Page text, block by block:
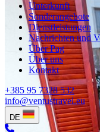
Unterkunft
Sonderangebote
Dienstleistungen
Nachrichten und
Über Pag
Über uns
Kontakt
+385 95 7328 532
info@ventustravel.eu
DE